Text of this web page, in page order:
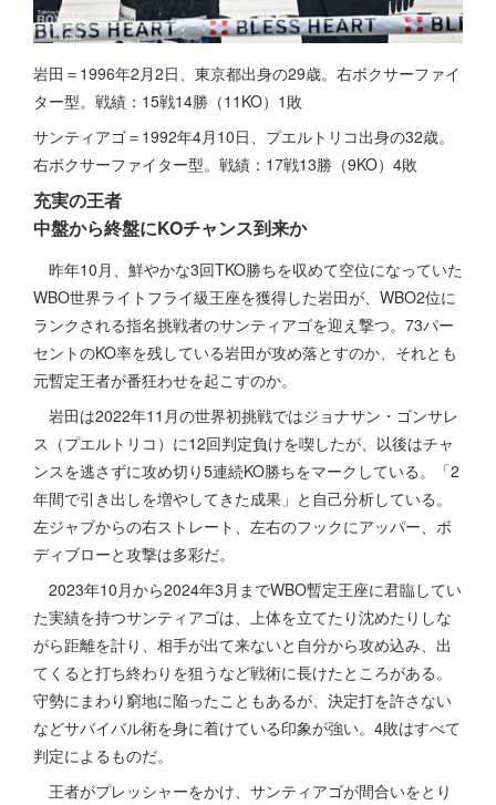
岩田＝1996年2月2日、東京都出身の29歳。右ボクサーファイ
ター型。戦績：15戦14勝（11KO）1敗
サンティアゴ＝1992年4月10日、プエルトリコ出身の32歳。
右ボクサーファイター型。戦績：17戦13勝（9KO）4敗
充実の王者
中盤から終盤にKOチャンス到来か
昨年10月、鮮やかな3回TKO勝ちを収めて空位になっていた
WBO世界ライトフライ級王座を獲得した岩田が、WBO2位に
ランクされる指名挑戦者のサンティアゴを迎え撃つ。73パー
セントのKO率を残している岩田が攻め落とすのか、それとも
元暫定王者が番狂わせを起こすのか。
岩田は2022年11月の世界初挑戦ではジョナサン・ゴンサレ
ス（プエルトリコ）に12回判定負けを喫したが、以後はチャ
ンスを逃さずに攻め切り5連続KO勝ちをマークしている。「2
年間で引き出しを増やしてきた成果」と自己分析している。
左ジャブからの右ストレート、左右のフックにアッパー、ボ
ディブローと攻撃は多彩だ。
2023年10月から2024年3月までWBO暫定王座に君臨してい
た実績を持つサンティアゴは、上体を立てたり沈めたりしな
がら距離を計り、相手が出て来ないと自分から攻め込み、出
てくると打ち終わりを狙うなど戦術に長けたところがある。
守勢にまわり窮地に陥ったこともあるが、決定打を許さない
などサバイバル術を身に着けている印象が強い。4敗はすべて
判定によるものだ。
王者がプレッシャーをかけ、サンティアゴが間合いをとり